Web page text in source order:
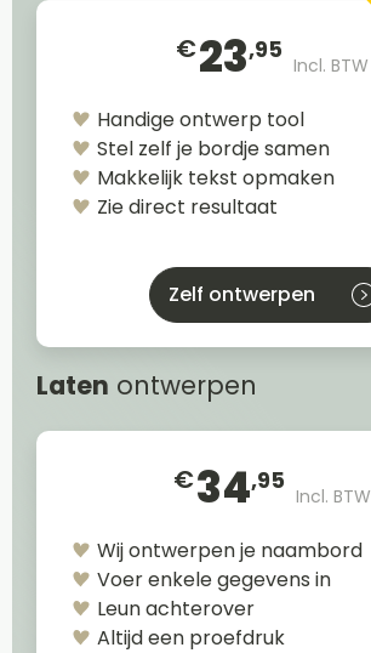
€23,95
Incl. BTW
Handige ontwerp tool
Stel zelf je bordje samen
Makkelijk tekst opmaken
Zie direct resultaat
Zelf ontwerpen
Laten ontwerpen
€34,95
Incl. BTW
Wij ontwerpen je naambord
Voer enkele gegevens in
Leun achterover
Altijd een proefdruk